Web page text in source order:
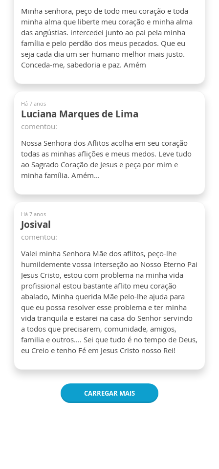
Minha senhora, peço de todo meu coração e toda
minha alma que liberte meu coração e minha alma
das angústias. intercedei junto ao pai pela minha
família e pelo perdão dos meus pecados. Que eu
seja cada dia um ser humano melhor mais justo.
Conceda-me, sabedoria e paz. Amém
Há 7 anos
Luciana Marques de Lima
comentou:
Nossa Senhora dos Aflitos acolha em seu coração
todas as minhas aflições e meus medos. Leve tudo
ao Sagrado Coração de Jesus e peça por mim e
minha família. Amém...
Há 7 anos
Josival
comentou:
Valei minha Senhora Mãe dos aflitos, peço-lhe
humildemente vossa interseção ao Nosso Eterno Pai
Jesus Cristo, estou com problema na minha vida
profissional estou bastante aflito meu coração
abalado, Minha querida Mãe pelo-lhe ajuda para
que eu possa resolver esse problema e ter minha
vida tranquila e estarei na casa do Senhor servindo
a todos que precisarem, comunidade, amigos,
familia e outros.... Sei que tudo é no tempo de Deus,
eu Creio e tenho Fé em Jesus Cristo nosso Rei!
CARREGAR MAIS